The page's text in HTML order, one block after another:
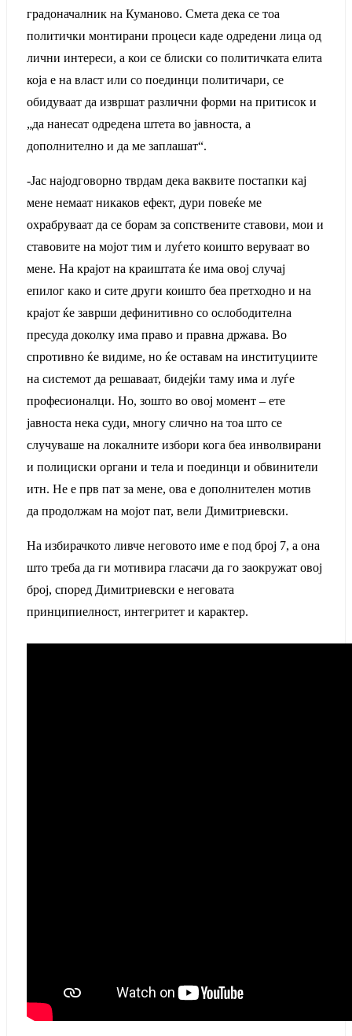
градоначалник на Куманово. Смета дека се тоа
политички монтирани процеси каде одредени лица од
лични интереси, а кои се блиски со политичката елита
која е на власт или со поединци политичари, се
обидуваат да извршат различни форми на притисок и
„да нанесат одредена штета во јавноста, а
дополнително и да ме заплашат“.
-Јас најодговорно тврдам дека ваквите постапки кај
мене немаат никаков ефект, дури повеќе ме
охрабруваат да се борам за сопствените ставови, мои и
ставовите на мојот тим и луѓето коишто веруваат во
мене. На крајот на краиштата ќе има овој случај
епилог како и сите други коишто беа претходно и на
крајот ќе заврши дефинитивно со ослободителна
пресуда доколку има право и правна држава. Во
спротивно ќе видиме, но ќе оставам на институциите
на системот да решаваат, бидејќи таму има и луѓе
професионалци. Но, зошто во овој момент – ете
јавноста нека суди, многу слично на тоа што се
случуваше на локалните избори кога беа инволвирани
и полициски органи и тела и поединци и обвинители
итн. Не е прв пат за мене, ова е дополнителен мотив
да продолжам на мојот пат, вели Димитриевски.
На избирачкото ливче неговото име е под број 7, а она
што треба да ги мотивира гласачи да го заокружат овој
број, според Димитриевски е неговата
принципиелност, интегритет и карактер.